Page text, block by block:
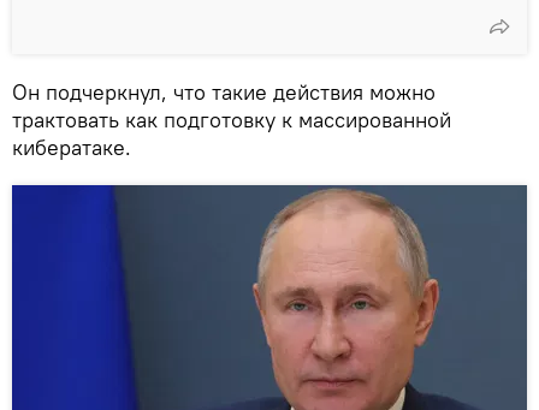
Он подчеркнул, что такие действия можно
трактовать как подготовку к массированной
кибератаке.